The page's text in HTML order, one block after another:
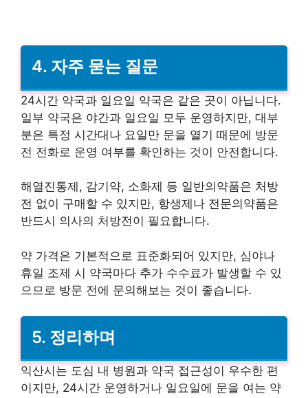
4. 자주 묻는 질문
24시간 약국과 일요일 약국은 같은 곳이 아닙니다.
일부 약국은 야간과 일요일 모두 운영하지만, 대부
분은 특정 시간대나 요일만 문을 열기 때문에 방문
전 전화로 운영 여부를 확인하는 것이 안전합니다.
해열진통제, 감기약, 소화제 등 일반의약품은 처방
전 없이 구매할 수 있지만, 항생제나 전문의약품은
반드시 의사의 처방전이 필요합니다.
약 가격은 기본적으로 표준화되어 있지만, 심야나
휴일 조제 시 약국마다 추가 수수료가 발생할 수 있
으므로 방문 전에 문의해보는 것이 좋습니다.
5. 정리하며
익산시는 도심 내 병원과 약국 접근성이 우수한 편
이지만, 24시간 운영하거나 일요일에 문을 여는 약